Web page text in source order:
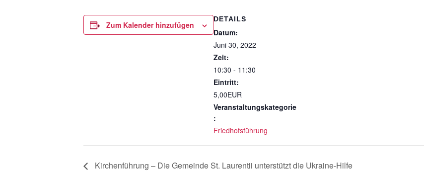
Zum Kalender hinzufügen
DETAILS
Datum:
Juni 30, 2022
Zeit:
10:30 - 11:30
Eintritt:
5,00EUR
Veranstaltungskategorie
:
Friedhofsführung
Kirchenführung – Die Gemeinde St. Laurentii unterstützt die Ukraine-Hilfe